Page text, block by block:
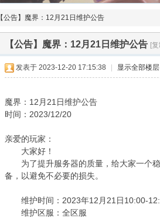
【公告】魔界：12月21日维护公告
【公告】魔界：12月21日维护公告 [
发表于 2023-12-20 17:15:38 显示全部楼层
魔界：12月21日维护公告
时间：2023/12/20
亲爱的玩家：
大家好！
为了提升服务器的质量，给大家一个稳
备，以避免不必要的损失。
维护时间：2023年12月21日10:00-
维护区服：全区服